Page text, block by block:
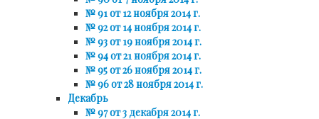
№ 91 от 12 ноября 2014 г.
№ 92 от 14 ноября 2014 г.
№ 93 от 19 ноября 2014 г.
№ 94 от 21 ноября 2014 г.
№ 95 от 26 ноября 2014 г.
№ 96 от 28 ноября 2014 г.
Декабрь
№ 97 от 3 декабря 2014 г.